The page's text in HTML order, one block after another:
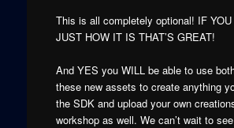
This is all completely optional! IF
JUST HOW IT IS THAT’S GREAT!
And YES you WILL be able to use
these new assets to create anything
the SDK and upload your own
workshop as well. We can’t wait to